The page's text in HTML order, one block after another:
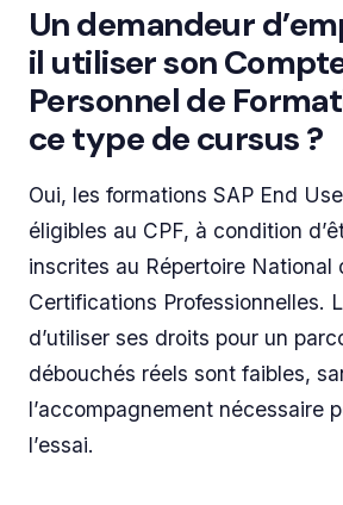
Un demandeur
il utiliser son
Personnel de
ce type de cursus ?
Oui, les formations SAP End
éligibles au CPF, à condition
inscrites au Répertoire National
Certifications Professionnelles.
d’utiliser ses droits pour un
débouchés réels sont faibles,
l’accompagnement nécessaire
l’essai.